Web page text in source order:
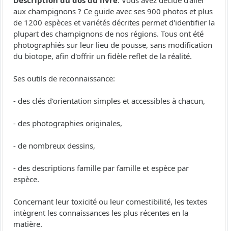
aux champignons ? Ce guide avec ses 900 photos et plus
de 1200 espèces et variétés décrites permet d'identifier la
plupart des champignons de nos régions. Tous ont été
photographiés sur leur lieu de pousse, sans modification
du biotope, afin d'offrir un fidèle reflet de la réalité.
Ses outils de reconnaissance:
- des clés d'orientation simples et accessibles à chacun,
- des photographies originales,
- de nombreux dessins,
- des descriptions famille par famille et espèce par
espèce.
Concernant leur toxicité ou leur comestibilité, les textes
intègrent les connaissances les plus récentes en la
matière.